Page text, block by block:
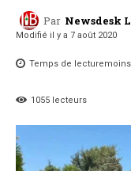
Par Newsdesk
Modifié il y a 7 août 2020
Temps de lecture
1055 lecteurs